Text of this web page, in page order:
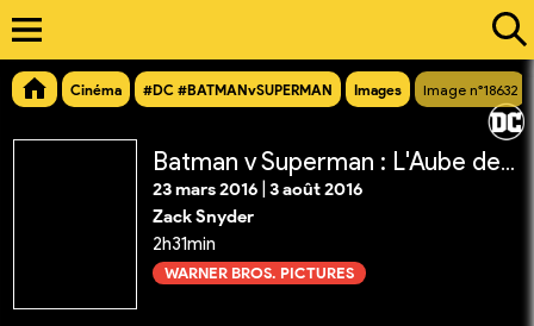
Cinéma #DC #BATMANvSUPERMAN Images Image n°18632
Batman v Superman : L'Aube de la Justice
23 mars 2016 3 août 2016
Zack Snyder
2h31min
WARNER BROS. PICTURES